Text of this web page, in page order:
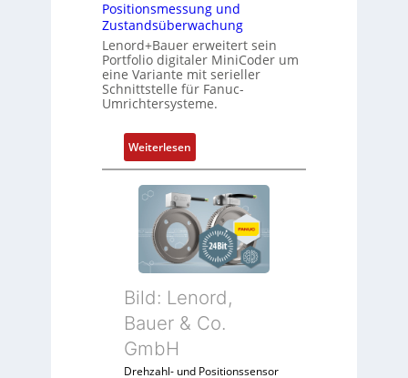
Positionsmessung und
Zustandsüberwachung
Lenord+Bauer erweitert sein
Portfolio digitaler MiniCoder um
eine Variante mit serieller
Schnittstelle für Fanuc-
Umrichtersysteme.
Weiterlesen:
D
r
e
h
g
e
e
Bild: Lenord,
Bauer & Co.
GmbH
Drehzahl- und Positionssensor